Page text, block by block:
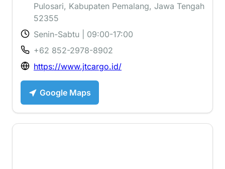
Pulosari, Kabupaten Pemalang, Jawa Tengah
52355
Senin-Sabtu | 09:00-17:00
+62 852-2978-8902
https://www.jtcargo.id/
Google Maps